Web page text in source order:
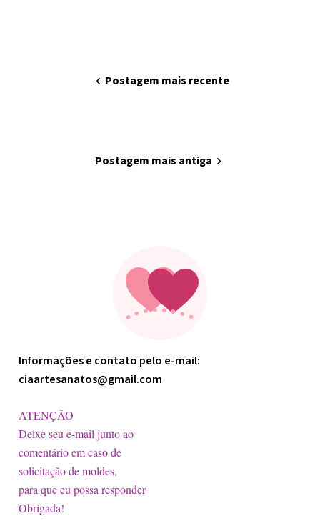
Informações e contato pelo e-mail:
ciaartesanatos@gmail.com
ATENÇÃO
Deixe seu e-mail junto ao
comentário em caso de
solicitação de moldes,
para que eu possa responder
Obrigada!
chevron_left Postagem mais recente
Postagem mais antiga chevron_right